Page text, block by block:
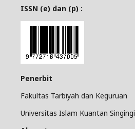
ISSN (e) dan (p) :
Penerbit
Fakultas Tarbiyah dan Keguruan
Universitas Islam Kuantan Singingi